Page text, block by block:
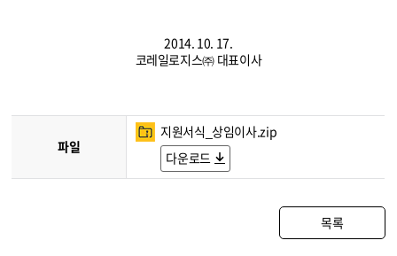
2014. 10. 17.
코레일로지스㈜ 대표이사
파일
지원서식_상임이사.zip
다운로드
목록